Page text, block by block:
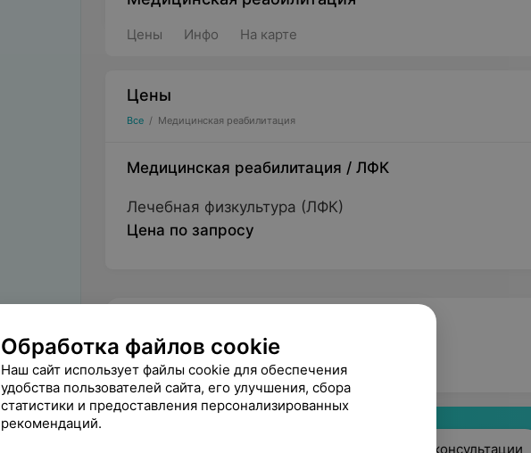
Цены Инфо На карте
Цены
Все / Медицинская реабилитация
Медицинская реабилитация / ЛФК
Лечебная физкультура (ЛФК)
Цена по запросу
КРУГЛОСУТОЧНО
Подключить онлайн-консультации
Обработка файлов cookie
Наш сайт использует файлы cookie для обеспечения
удобства пользователей сайта, его улучшения, сбора
статистики и предоставления персонализированных
рекомендаций.